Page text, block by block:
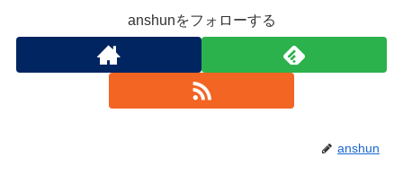
anshunをフォローする
anshun